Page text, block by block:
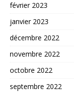
février 2023
janvier 2023
décembre 2022
novembre 2022
octobre 2022
septembre 2022